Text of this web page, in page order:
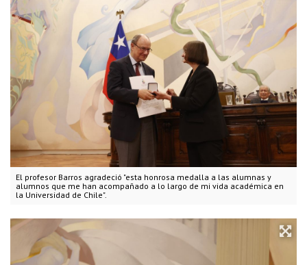
El profesor Barros agradeció "esta honrosa medalla a las alumnas y
alumnos que me han acompañado a lo largo de mi vida académica en
la Universidad de Chile".